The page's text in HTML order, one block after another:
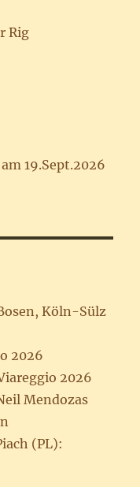
Rig
19.Sept.2026
Köln-Sülz
2026
2026
Mendozas
(PL):